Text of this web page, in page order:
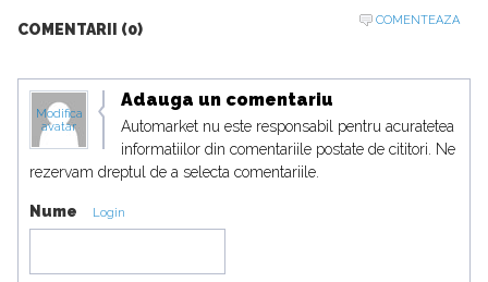
COMENTARII (0)
COMENTEAZA
Modifica
avatar
Adauga un comentariu
Automarket nu este responsabil pentru acuratetea
informatiilor din comentariile postate de cititori. Ne
rezervam dreptul de a selecta comentariile.
Nume Login